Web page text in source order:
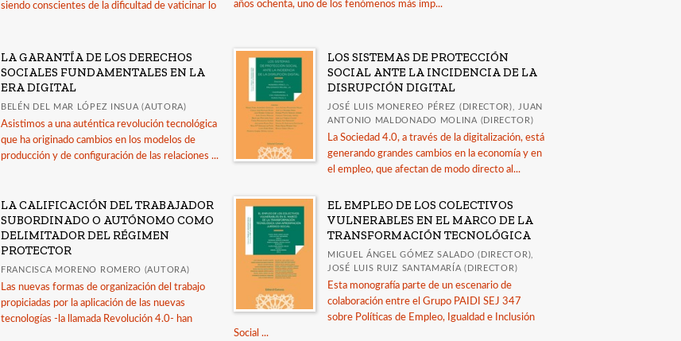
siendo conscientes de la dificultad de vaticinar lo
años ochenta, uno de los fenómenos más imp...
LA GARANTÍA DE LOS DERECHOS
SOCIALES FUNDAMENTALES EN LA
ERA DIGITAL
BELÉN DEL MAR LÓPEZ INSUA (AUTORA)
Asistimos a una auténtica revolución tecnológica
que ha originado cambios en los modelos de
producción y de configuración de las relaciones ...
LOS SISTEMAS DE PROTECCIÓN
SOCIAL ANTE LA INCIDENCIA DE LA
DISRUPCIÓN DIGITAL
JOSÉ LUIS MONEREO PÉREZ (DIRECTOR), JUAN
ANTONIO MALDONADO MOLINA (DIRECTOR)
La Sociedad 4.0, a través de la digitalización, está
generando grandes cambios en la economía y en
el empleo, que afectan de modo directo al...
LA CALIFICACIÓN DEL TRABAJADOR
SUBORDINADO O AUTÓNOMO COMO
DELIMITADOR DEL RÉGIMEN
PROTECTOR
FRANCISCA MORENO ROMERO (AUTORA)
Las nuevas formas de organización del trabajo
propiciadas por la aplicación de las nuevas
tecnologías -la llamada Revolución 4.0- han
EL EMPLEO DE LOS COLECTIVOS
VULNERABLES EN EL MARCO DE LA
TRANSFORMACIÓN TECNOLÓGICA
MIGUEL ÁNGEL GÓMEZ SALADO (DIRECTOR),
JOSÉ LUIS RUIZ SANTAMARÍA (DIRECTOR)
Esta monografía parte de un escenario de
colaboración entre el Grupo PAIDI SEJ 347
sobre Políticas de Empleo, Igualdad e Inclusión
Social ...